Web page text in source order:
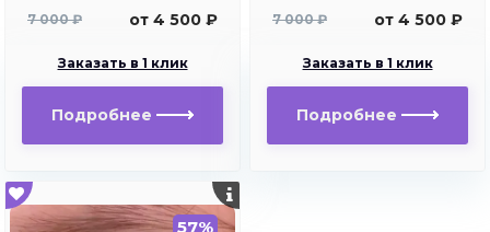
карие ) /Плюсовые
дальнозоркости и
близорукости
7 000 ₽
от 4 500 ₽
Заказать в 1 клик
Подробнее
карие ) /Плюсовые
дальнозоркости и
близорукости
7 000 ₽
от 4 500 ₽
Заказать в 1 клик
Подробнее
57%